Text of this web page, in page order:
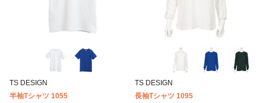
TS DESIGN
半袖Tシャツ 1055
TS DESIGN
長袖Tシャツ 1095